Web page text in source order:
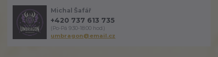
Michal Šafář
+420 737 613 735
(Po-Pá 9:30-18:00 hod.)
umbragon@email.cz